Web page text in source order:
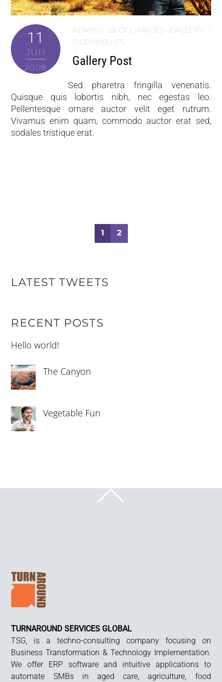
11
JUN
2008
ADMIN BLOG, IMAGES
GALLERY
0 COMMENTS
Gallery Post
Sed pharetra fringilla venenatis.
Quisque quis lobortis nibh, nec egestas leo.
Pellentesque ornare auctor velit eget rutrum.
Vivamus enim quam, commodo auctor erat sed,
sodales tristique erat.
1 2
LATEST TWEETS
RECENT POSTS
Hello world!
The Canyon
Vegetable Fun
TURNAROUND SERVICES GLOBAL
TSG, is a techno-consulting company focusing on
Business Transformation & Technology Implementation.
We offer ERP software and intuitive applications to
automate SMBs in aged care, agriculture, food